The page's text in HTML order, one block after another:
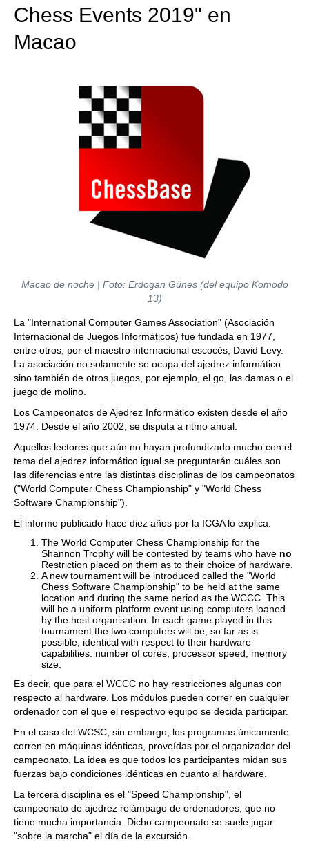
Chess Events 2019" en
Macao
Macao de noche | Foto: Erdogan Günes (del equipo Komodo
13)
La "International Computer Games Association" (Asociación
Internacional de Juegos Informáticos) fue fundada en 1977,
entre otros, por el maestro internacional escocés, David Levy.
La asociación no solamente se ocupa del ajedrez informático
sino también de otros juegos, por ejemplo, el go, las damas o el
juego de molino.
Los Campeonatos de Ajedrez Informático existen desde el año
1974. Desde el año 2002, se disputa a ritmo anual.
Aquellos lectores que aún no hayan profundizado mucho con el
tema del ajedrez informático igual se preguntarán cuáles son
las diferencias entre las distintas disciplinas de los campeonatos
("World Computer Chess Championship" y "World Chess
Software Championship").
El informe publicado hace diez años por la ICGA lo explica:
The World Computer Chess Championship for the
Shannon Trophy will be contested by teams who have no
Restriction placed on them as to their choice of hardware.
A new tournament will be introduced called the "World
Chess Software Championship" to be held at the same
location and during the same period as the WCCC. This
will be a uniform platform event using computers loaned
by the host organisation. In each game played in this
tournament the two computers will be, so far as is
possible, identical with respect to their hardware
capabilities: number of cores, processor speed, memory
size.
Es decir, que para el WCCC no hay restricciones algunas con
respecto al hardware. Los módulos pueden correr en cualquier
ordenador con el que el respectivo equipo se decida participar.
En el caso del WCSC, sin embargo, los programas únicamente
corren en máquinas idénticas, proveídas por el organizador del
campeonato. La idea es que todos los participantes midan sus
fuerzas bajo condiciones idénticas en cuanto al hardware.
La tercera disciplina es el "Speed Championship", el
campeonato de ajedrez relámpago de ordenadores, que no
tiene mucha importancia. Dicho campeonato se suele jugar
"sobre la marcha" el día de la excursión.